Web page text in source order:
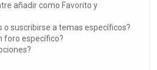
añadir como Favorito y
o suscribirse a temas específicos?
foro específico?